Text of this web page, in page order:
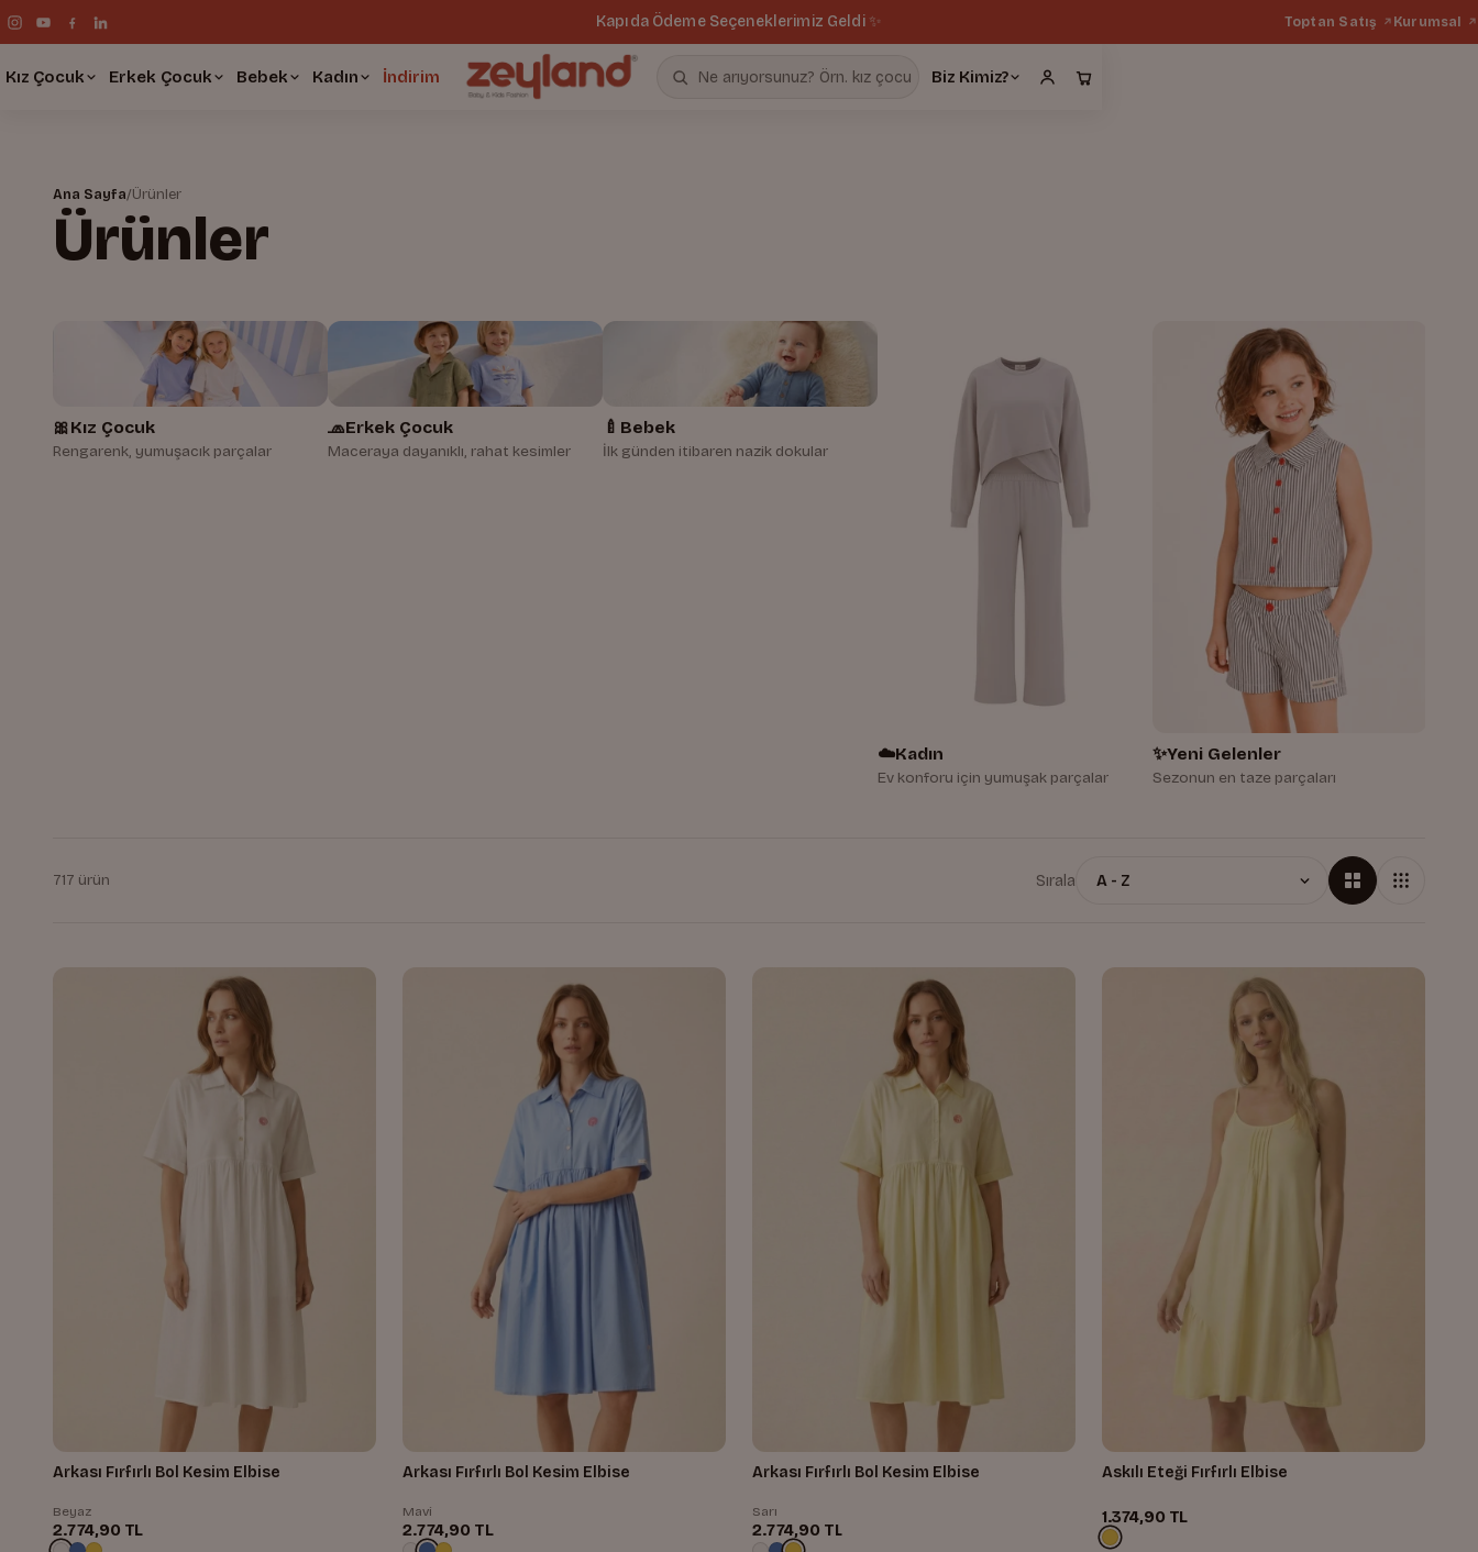
Kapıda Ödeme Seçeneklerimiz Geldi ✨ Toptan Satış Kurumsal
Kız Çocuk Erkek Çocuk Bebek Kadın İndirim Biz Kimiz?
Ana Sayfa/Ürünler
Ürünler
🎀Kız Çocuk
Rengarenk, yumuşacık parçalar
🧢Erkek Çocuk
Maceraya dayanıklı, rahat kesimler
🍼 Bebek
İlk günden itibaren nazik dokular
☁️Kadın
Ev konforu için yumuşak parçalar
✨Yeni Gelenler
Sezonun en taze parçaları
717 ürün Sırala
Arkası Fırfırlı Bol Kesim Elbise
Beyaz
2.774,90 TL
Arkası Fırfırlı Bol Kesim Elbise
Mavi
2.774,90 TL
Arkası Fırfırlı Bol Kesim Elbise
Sarı
2.774,90 TL
Askılı Eteği Fırfırlı Elbise
1.374,90 TL